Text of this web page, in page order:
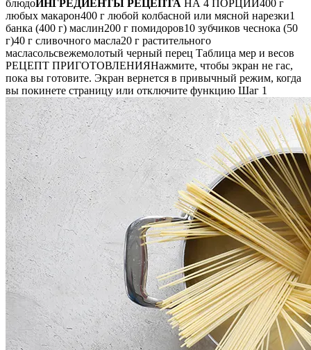
блюдоИНГРЕДИЕНТЫ РЕЦЕПТА НА 4 ПОРЦИИ400 г
любых макарон400 г любой колбасной или мясной нарезки1
банка (400 г) маслин200 г помидоров10 зубчиков чеснока (50
г)40 г сливочного масла20 г растительного
масласольсвежемолотый черный перец Таблица мер и весов
РЕЦЕПТ ПРИГОТОВЛЕНИЯНажмите, чтобы экран не гас,
пока вы готовите. Экран вернется в привычный режим, когда
вы покинете страницу или отключите функцию Шаг 1